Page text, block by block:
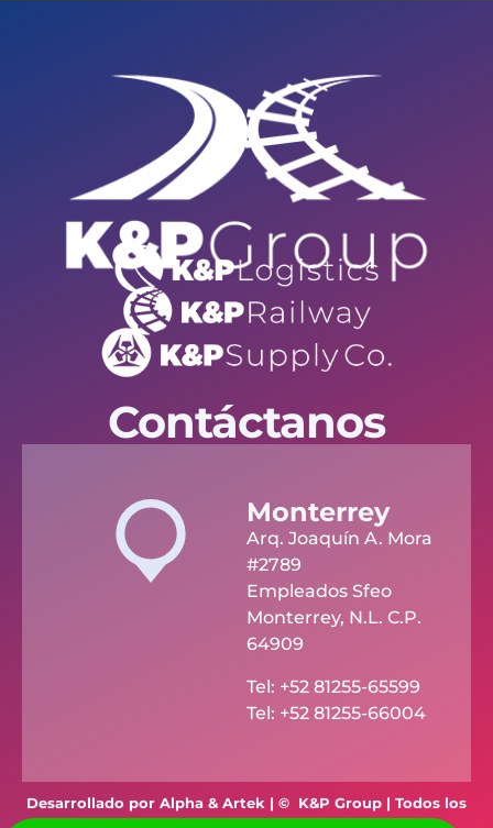
Contáctanos
Monterrey
Arq. Joaquín A. Mora
#2789
Empleados Sfeo
Monterrey, N.L. C.P.
64909
Tel: +52 81255-65599
Tel: +52 81255-66004
Desarrollado por Alpha & Artek | © K&P Group | Todos los
derechos reservados 2024